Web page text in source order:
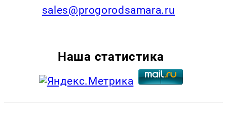
sales@progorodsamara.ru
Наша статистика